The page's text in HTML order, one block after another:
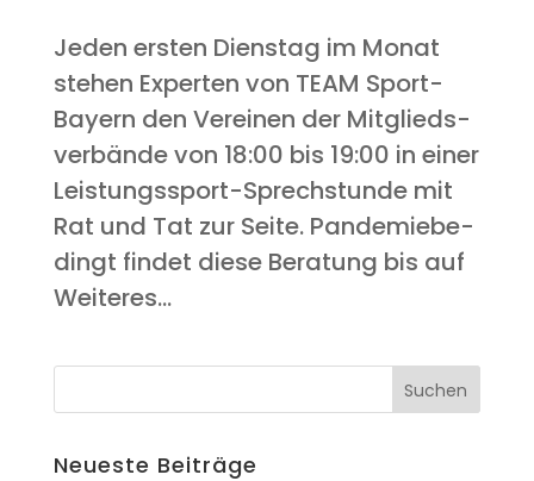
Jeden ers­ten Diens­tag im Monat
ste­hen Exper­ten von TEAM Sport-
Bay­ern den Ver­ei­nen der Mit­glieds­
ver­bän­de von 18:00 bis 19:00 in einer
Leis­tungs­sport-Sprech­stun­de mit
Rat und Tat zur Sei­te. Pan­de­mie­be­
dingt fin­det die­se Bera­tung bis auf
Wei­te­res...
Neu­es­te Beiträge